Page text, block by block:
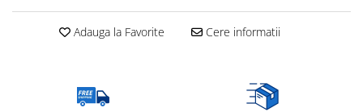
Adauga la Favorite Cere informatii